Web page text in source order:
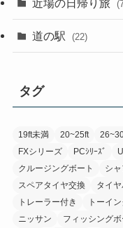
近場の日帰り旅
道の駅 (22)
タグ
19ft未満 20~25ft
FXシリーズ
PCｼﾘｰｽﾞ
クルージングボート
シ
スペアタイヤ交換
タイヤ
トレーラー付き
トーイ
ニッサン
フィッシングボ